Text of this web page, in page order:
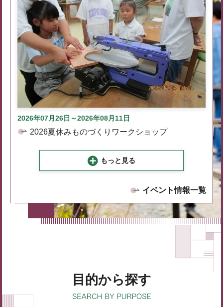
2026年07月26日～2026年08月11日
2026夏休みものづくりワークショップ
もっと見る
イベント情報一覧
目的から探す